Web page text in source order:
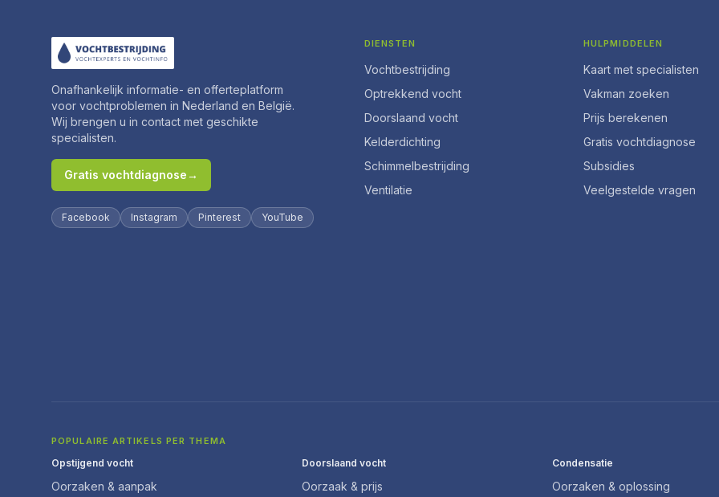
Onafhankelijk informatie- en offerteplatform
voor vochtproblemen in Nederland en België.
Wij brengen u in contact met geschikte
specialisten.
Gratis vochtdiagnose→
Facebook Instagram Pinterest YouTube
DIENSTEN
Vochtbestrijding
Optrekkend vocht
Doorslaand vocht
Kelderdichting
Schimmelbestrijding
Ventilatie
HULPMIDDELEN
Kaart met specialisten
Vakman zoeken
Prijs berekenen
Gratis vochtdiagnose
Subsidies
Veelgestelde vragen
POPULAIRE ARTIKELS PER THEMA
Opstijgend vocht
Oorzaken & aanpak
Doorslaand vocht
Oorzaak & prijs
Condensatie
Oorzaken & oplossing